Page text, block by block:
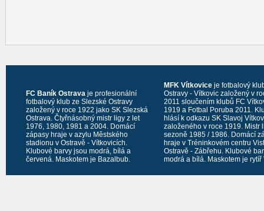
FC Baník Ostrava je profesionální
fotbalový klub ze Slezské Ostravy
založený v roce 1922 jako SK Slezská
Ostrava. Čtyřnásobný mistr ligy z let
1976, 1980, 1981 a 2004. Domácí
zápasy hraje v azylu Městského
stadionu v Ostravě - Vítkovicích.
Klubové barvy jsou modrá, bílá a
červená. Maskotem je Bazalbub.
MFK Vítkovice je fotbalový
Ostravy - Vítkovic založený v
2011 sloučením klubů FC
1919 a Fotbal Poruba 2011.
hlásí k odkazu SK Slavoj
založeného v roce 1919. Mistr
sezoně 1985 / 1986. Domácí
hraje v Tréninkovém centru
Ostravě - Zábřehu. Klubové
modrá a bílá. Maskotem je rytíř